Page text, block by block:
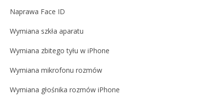
Naprawa Face ID
Wymiana szkła aparatu
Wymiana zbitego tyłu w iPhone
Wymiana mikrofonu rozmów
Wymiana głośnika rozmów iPhone